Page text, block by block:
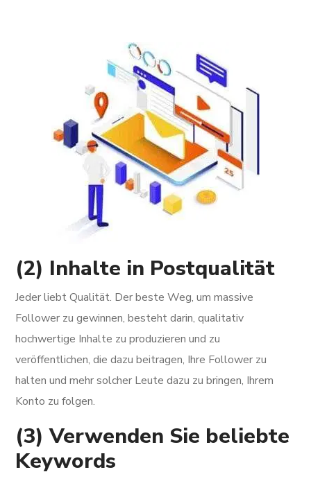
(2) Inhalte in Postqualität
Jeder liebt Qualität. Der beste Weg, um massive
Follower zu gewinnen, besteht darin, qualitativ
hochwertige Inhalte zu produzieren und zu
veröffentlichen, die dazu beitragen, Ihre Follower zu
halten und mehr solcher Leute dazu zu bringen, Ihrem
Konto zu folgen.
(3) Verwenden Sie beliebte
Keywords